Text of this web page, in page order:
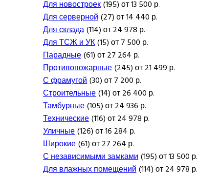
Для новостроек(195) от 13 500 р.
Для серверной(27) от 14 440 р.
Для склада(114) от 24 978 р.
Для ТСЖ и УК(15) от 7 500 р.
Парадные(61) от 27 264 р.
Противопожарные(245) от 21 499 р.
С фрамугой(30) от 7 200 р.
Строительные(14) от 26 400 р.
Тамбурные(105) от 24 936 р.
Технические(116) от 24 978 р.
Уличные(126) от 16 284 р.
Широкие(61) от 27 264 р.
С независимыми замками(195) от 13 500 р.
Для влажных помещений(114) от 24 978 р.